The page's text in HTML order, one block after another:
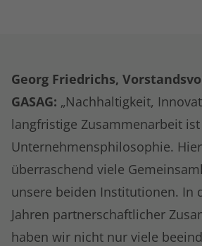
Georg Friedrichs,
GASAG: „Nachhaltigkeit,
langfristige Zusammenarbeit
Unternehmensphilosophie.
überraschend viele
unsere beiden Institutionen. In
Jahren partnerschaftlicher
haben wir nicht nur viele